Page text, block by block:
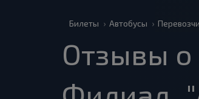
Билеты Автобусы
Отзывы о